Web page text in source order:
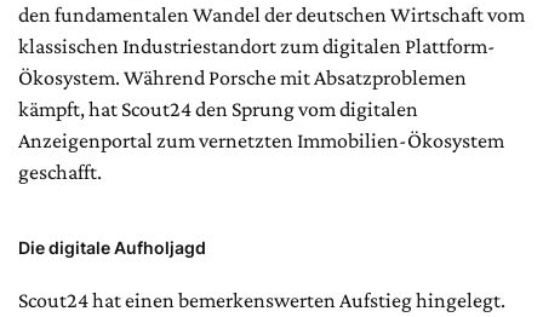
den fundamentalen Wandel der deutschen Wirtschaft vom
klassischen Industriestandort zum digitalen Plattform-
Ökosystem. Während Porsche mit Absatzproblemen
kämpft, hat Scout24 den Sprung vom digitalen
Anzeigenportal zum vernetzten Immobilien-Ökosystem
geschafft.
Die digitale Aufholjagd
Scout24 hat einen bemerkenswerten Aufstieg hingelegt.